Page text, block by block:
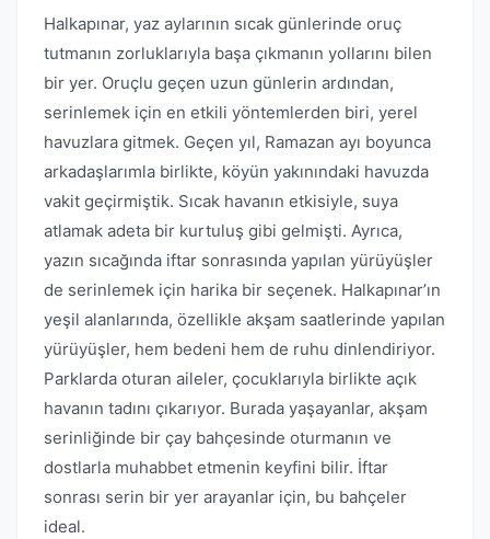
Halkapınar, yaz aylarının sıcak günlerinde oruç
tutmanın zorluklarıyla başa çıkmanın yollarını bilen
bir yer. Oruçlu geçen uzun günlerin ardından,
serinlemek için en etkili yöntemlerden biri, yerel
havuzlara gitmek. Geçen yıl, Ramazan ayı boyunca
arkadaşlarımla birlikte, köyün yakınındaki havuzda
vakit geçirmiştik. Sıcak havanın etkisiyle, suya
atlamak adeta bir kurtuluş gibi gelmişti. Ayrıca,
yazın sıcağında iftar sonrasında yapılan yürüyüşler
de serinlemek için harika bir seçenek. Halkapınar’ın
yeşil alanlarında, özellikle akşam saatlerinde yapılan
yürüyüşler, hem bedeni hem de ruhu dinlendiriyor.
Parklarda oturan aileler, çocuklarıyla birlikte açık
havanın tadını çıkarıyor. Burada yaşayanlar, akşam
serinliğinde bir çay bahçesinde oturmanın ve
dostlarla muhabbet etmenin keyfini bilir. İftar
sonrası serin bir yer arayanlar için, bu bahçeler
ideal.